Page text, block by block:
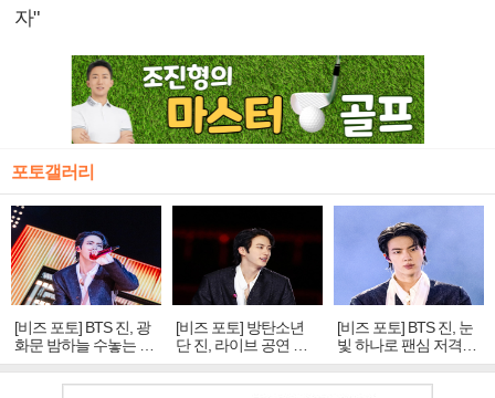
자"
포토갤러리
[비즈 포토] BTS 진, 광
화문 밤하늘 수놓는 '비
주얼 킹'의 열창
[비즈 포토] 방탄소년
단 진, 라이브 공연 중
빛나는 독보적 아우라
[비즈 포토] BTS 진, 눈
빛 하나로 팬심 저격…
독보적 카리스마